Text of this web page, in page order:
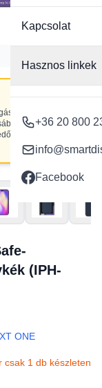
Kapcsolat
Hasznos linkek
+36 20 800
Facebook
NE
szereplő
(IPH-
ONE
csak 1 db készleten